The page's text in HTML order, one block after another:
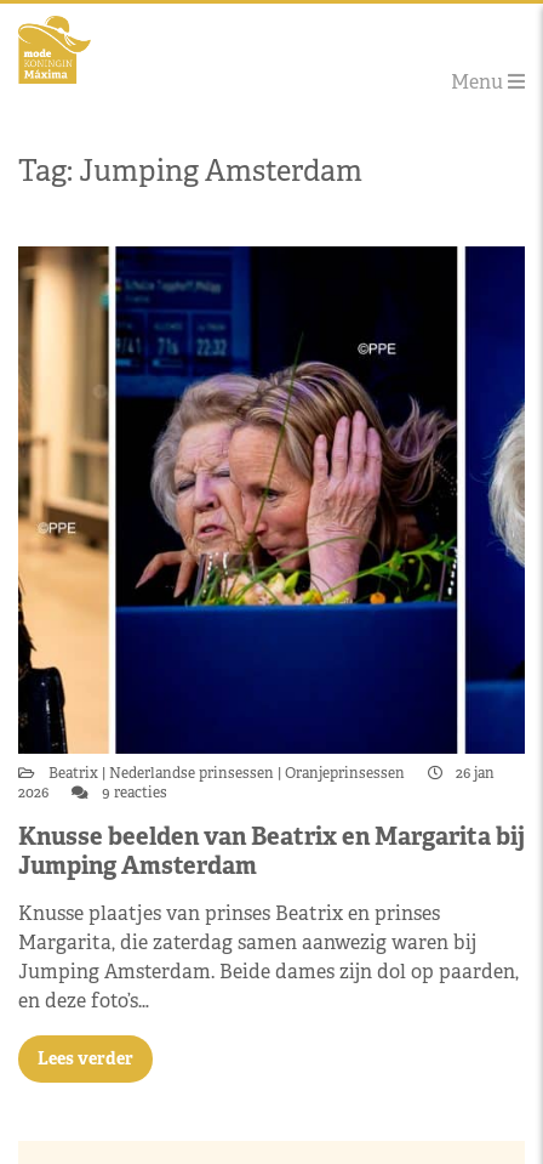
Menu
Tag: Jumping Amsterdam
Beatrix Nederlandse prinsessen Oranjeprinsessen
26 jan
2026
9 reacties
Knusse beelden van Beatrix en Margarita bij
Jumping Amsterdam
Knusse plaatjes van prinses Beatrix en prinses
Margarita, die zaterdag samen aanwezig waren bij
Jumping Amsterdam. Beide dames zijn dol op paarden,
en deze foto’s…
Lees verder